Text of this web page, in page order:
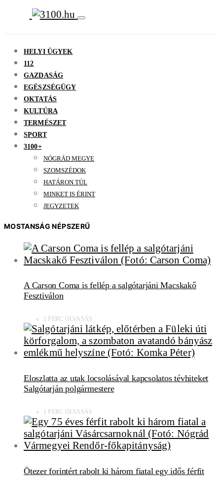
HELYI ÜGYEK
112
GAZDASÁG
EGÉSZSÉGÜGY
OKTATÁS
KULTÚRA
TERMÉSZET
SPORT
3100+
NÓGRÁD MEGYE
SZOMSZÉDOK
HATÁRON TÚL
MINKET IS ÉRINT
JEGYZETEK
MOSTANSÁG NÉPSZERŰ
A Carson Coma is fellép a salgótarjáni Macskakő
Fesztiválon
1 PERC OLVASÁS
Eloszlatta az utak locsolásával kapcsolatos tévhiteket
Salgótarján polgármestere
1 PERC OLVASÁS
Ötezer forintért rabolt ki három fiatal egy idős férfit